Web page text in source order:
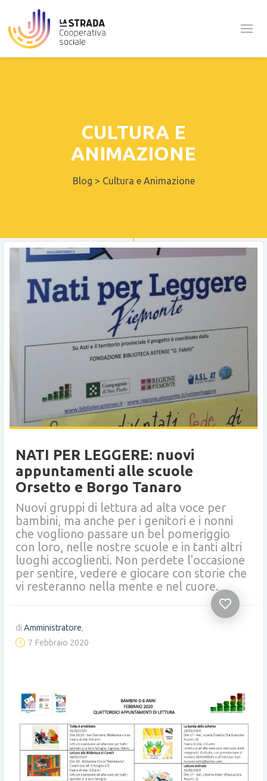
CULTURA E
ANIMAZIONE
Blog > Cultura e Animazione
NATI PER LEGGERE: nuovi
appuntamenti alle scuole
Orsetto e Borgo Tanaro
Nuovi gruppi di lettura ad alta voce per
bambini, ma anche per i genitori e i nonni
che vogliono passare un bel pomeriggio
con loro, nelle nostre scuole e in tanti altri
luoghi accoglienti. Non perdete l'occasione
per sentire, vedere e giocare con storie che
vi resteranno nella mente e nel cuore.
favorite_border
di Amministratore,
7 Febbraio 2020